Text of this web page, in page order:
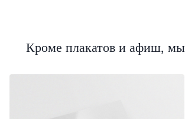
Кроме плакатов и афиш, мы